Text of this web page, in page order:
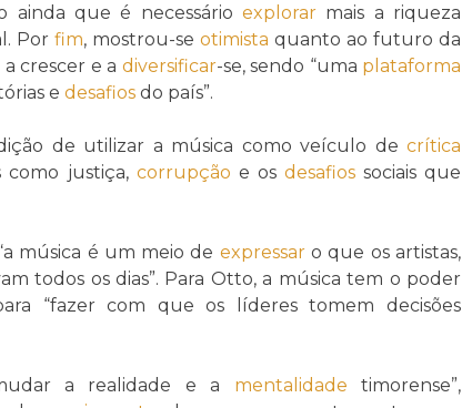
ainda que é necessárioexplorar mais a riqueza
Por fim, mostrou-se otimista quanto ao futuro da
crescer e a diversificar-se, sendo “uma plataforma
e desafios do país”.
de utilizar a música como veículo de crítica
como justiça, corrupção e os desafiossociais que
música é um meio de expressaro que os artistas,
todos os dias”. Para Otto, a música tem o poder
“fazer com que os líderes tomem decisões
a realidade e a mentalidade timorense”,